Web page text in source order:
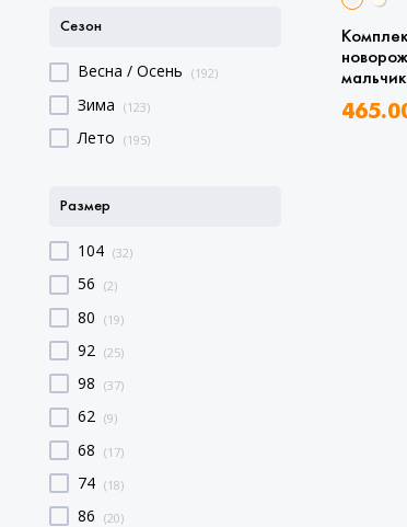
Сезон
Весна / Осень (192)
Зима (123)
Лето (195)
Размер
104 (32)
56 (2)
80 (19)
92 (25)
98 (37)
62 (9)
68 (17)
74 (18)
86 (20)